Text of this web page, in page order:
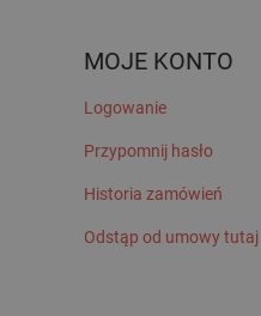
MOJE KONTO
Logowanie
Przypomnij hasło
Historia zamówień
Odstąp od umowy tutaj